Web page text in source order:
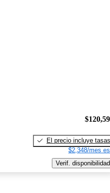
El precio incluye tasas
$2,348/mes
Verif. disponibilidad